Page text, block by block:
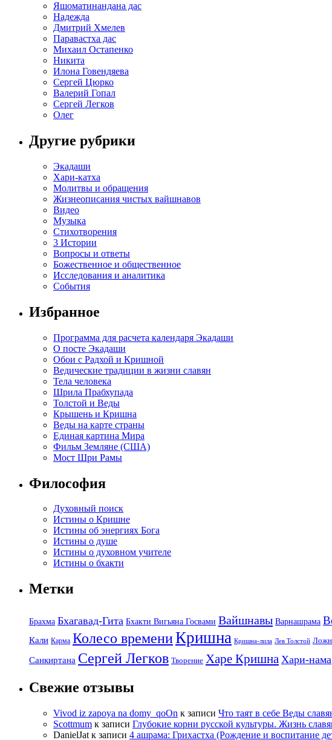
Яшоматинандана дас
Надежда
Дмитрий Хмелев
Паравастха дас
Михаил Остапенко
Никита
Илона Говендяева
Сергей Цюрко
Валерий Гопал
Сергей Легков
Олег
Другие рубрики
Экадаши
Хари-катха
Молитвы и обращения
Жизнеописания чистых вайшнавов
Видео
Музыка
Стихотворения
3 Истории
Вопросы и ответы
Божественное и общественное
Исследования и аналитика
События
Избранное
Программа для расчета календаря Экадаши
О посте Экадаши
Обои с Радхой и Кришной
Ведические традиции в жизни славян
Тела человека
Шрила Прабхупада
Толстой и Веды
Крышень и Кришна
Веды на карте страны
Единая картина Мира
Фильм Земляне (США)
Мост Шри Рамы
Философия
Духовный поиск
Истины о Кришне
Истины об энергиях Бога
Истины о душе
Истины о духовном учителе
Истины о бхакти
Метки
Брахма Бхагавад-Гита Бхакти Вигьяна Госвами Вайшнавы Варнашрама
Кали Карма Колесо времениКришна Кришна-лила Лев Толстой
Санкиртана Сергей Легков Творение Харе Кришна Хари-нама
Свежие отзывы
Vivod iz zapoya na domy_qoOn к записи Что таят в себе Веды
Scottmum к записи Глубокие корни русской культуры. Жизнь
DanielJat к записи 4 ашрама: Грихастха (Рождение и воспитание